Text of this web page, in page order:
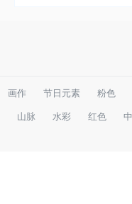
画作 节日元素 粉色
山脉 水彩 红色